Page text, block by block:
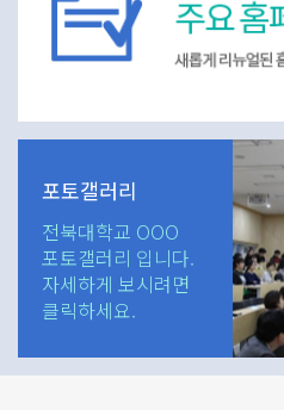
포토갤러리
전북대학교 OOO
포토갤러리 입니다.
자세하게 보시려면
클릭하세요.